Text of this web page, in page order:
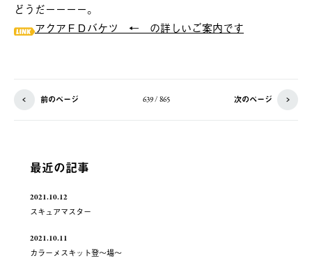
どうだーーーー。
アクアＦＤバケツ ← の詳しいご案内です
前のページ 639 / 865 次のページ
最近の記事
2021.10.12
スキュアマスター
2021.10.11
カラーメスキット登～場～